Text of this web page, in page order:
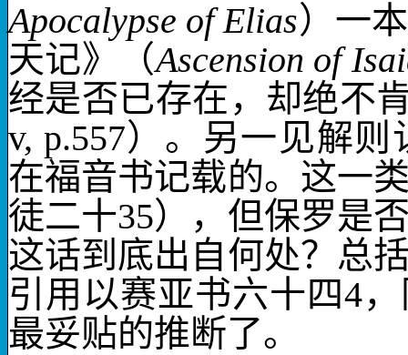
Apocalypse of Elias）一
天记》（Ascension of
经是否已存在，却绝不
v, p.557）。另一见解
在福音书记载的。这一
徒二十35），但保罗是
这话到底出自何处？总
引用以赛亚书六十四4，
最妥贴的推断了。